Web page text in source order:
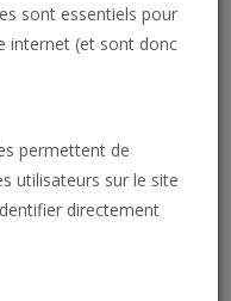
sont essentiels pour
internet (et sont donc
permettent de
utilisateurs sur le site
directement